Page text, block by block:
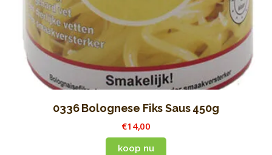
0336 Bolognese Fiks Saus 450g
€14,00
koop nu